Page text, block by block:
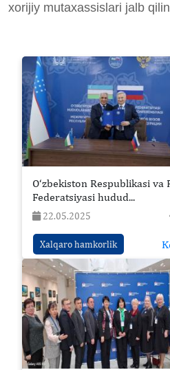
xorijiy mutaxassislari jalb
Xalqaro hamkorlik
O‘zbekiston Respublikasi va
Federatsiyasi hudud...
22.05.2025